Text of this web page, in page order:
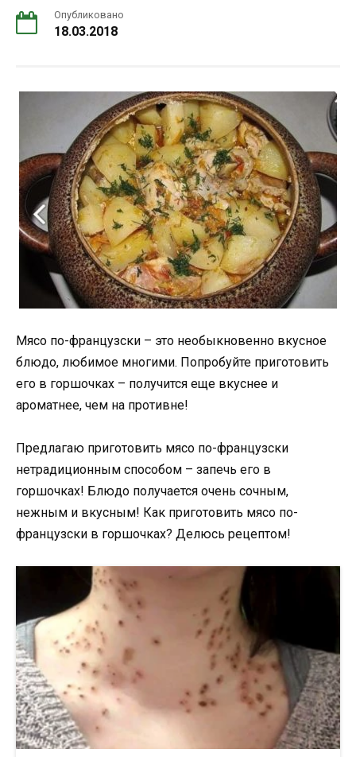
Опубликовано
18.03.2018
Мясо по-французски – это необыкновенно вкусное
блюдо, любимое многими. Попробуйте приготовить
его в горшочках – получится еще вкуснее и
ароматнее, чем на противне!
Предлагаю приготовить мясо по-французски
нетрадиционным способом – запечь его в
горшочках! Блюдо получается очень сочным,
нежным и вкусным! Как приготовить мясо по-
французски в горшочках? Делюсь рецептом!